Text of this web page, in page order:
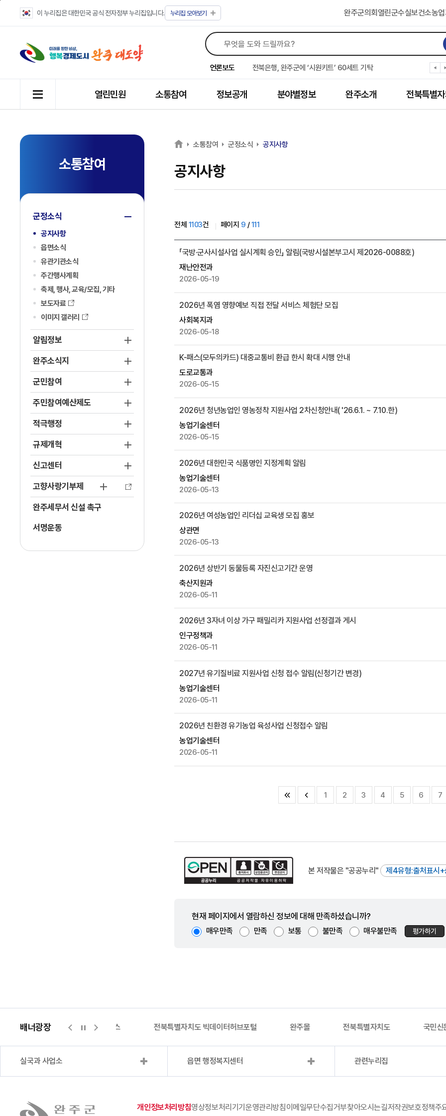
이 누리집은 대한민국 공식 전자정부 누리집입니다. 누리집 모아보기 완주군의회 열린군수실보건소농
언론보도
완주군 “여름휴가철 청소년 안전 지킨다”
완주 청소년, 삼성 임직원 만나 미래 진로 그린다
전북은행, 완주군에 ‘시원키트’ 60세트 기탁
㈜새눈, 완주군에 성금 1,000만 원 기탁
완주 봉동읍, 희망나눔가게·행복빨래방 만족도 조사
유희태 완주군수, 친환경 농업인 현장 목소리 경청
완주 미래라이온스, 경로당 냉장고 후원
완주 이서면, 홀몸 남성 위한 ‘이서천사 요리교실’
열린민원 소통참여 정보공개 분야별정보 완주소개 전북특별
소통참여
군정소식
공지사항
읍면소식
유관기관소식
주간행사계획
축제, 행사, 교육/모집, 기타
보도자료
이미지 갤러리
알림정보
완주소식지
군민참여
주민참여예산제도
적극행정
규제개혁
신고센터
고향사랑기부제
완주세무서 신설 촉구
서명운동
소통참여 군정소식 공지사항
공지사항
전체 1103건 페이지 9 /111
사
항
게
시
목
으
번
호
제
목
,
작
성
자
부
파
일
,
작
성
일
조
등
을
제
공
「국방·군사시설사업 실시계획 승인」 알림(국방시설본부고시 제2026-0088호)
재난안전과
2026-05-19
2026년 폭염 영향예보 직접 전달 서비스 체험단 모집
사회복지과
2026-05-18
K-패스(모두의카드) 대중교통비 환급 한시 확대 시행 안내
도로교통과
2026-05-15
2026년 청년농업인 영농정착 지원사업 2차신청안내( '26.6.1. ~ 7.10.한)
농업기술센터
2026-05-15
2026년 대한민국 식품명인 지정계획 알림
농업기술센터
2026-05-13
2026년 여성농업인 리더십 교육생 모집 홍보
상관면
2026-05-13
2026년 상반기 동물등록 자진신고기간 운영
축산지원과
2026-05-11
2026년 3자녀 이상 가구 패밀리카 지원사업 선정결과 게시
인구정책과
2026-05-11
2027년 유기질비료 지원사업 신청 접수 알림(신청기간 변경)
농업기술센터
2026-05-11
2026년 친환경 유기농업 육성사업 신청접수 알림
농업기술센터
2026-05-11
1 2 3 4 5 6 7
본 저작물은 "공공누리" 제4유형:출처표시+
현재 페이지에서 열람하신 정보에 대해 만족하셨습니까?
매우만족 만족 보통 불만족 매우불만족 평가하기
배너광장
지적측량바로처리센터 위택스 전북특별자치도 빅데이터허브포털 완주몰 전북특별자치도 국민신
실국과 사업소 읍면 행정복지센터 관련누리집
개인정보처리방침영상정보처리기기운영관리방침이메일무단수집거부찾아오시는길저작권보호정책주